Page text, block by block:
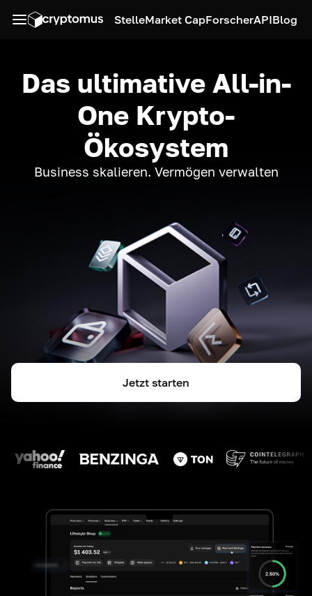
StelleMarket CapForscherAPIBlog
Das ultimative All-in-
One Krypto-
Ökosystem
Business skalieren. Vermögen verwalten
Jetzt starten